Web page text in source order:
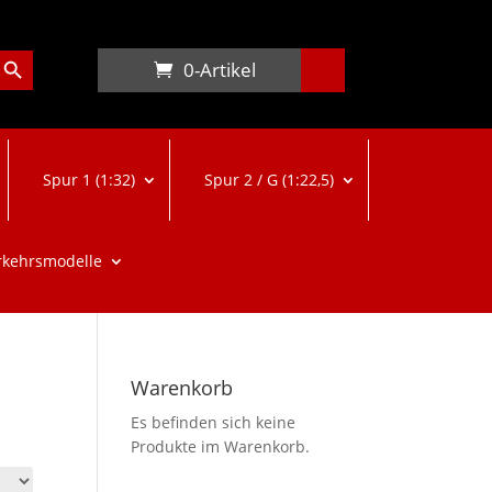
Button
0-Artikel
Spur 1 (1:32) Spur 2 / G (1:22,5)
Warenkorb
Es befinden sich keine
Produkte im Warenkorb.